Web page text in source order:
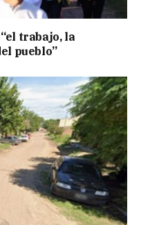
trabajo, la
pueblo”